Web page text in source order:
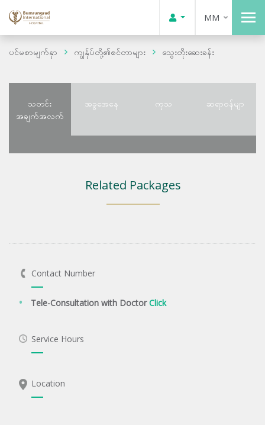
MM
ပင်မစာမျက်နှာ ကျွန်ုပ်တို့၏စင်တာများ သွေးတိုးဆေးခန်း
သတင်း
အချက်အလက်
အခွအေနေ ကုသ ဆရာဝန်မျာ
Related Packages
Contact Number
Tele-Consultation with DoctorClick
Service Hours
Location